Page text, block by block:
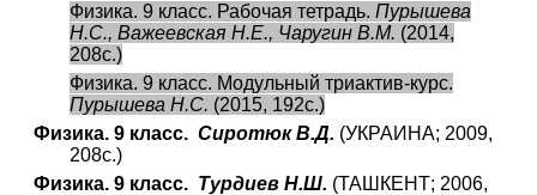
Физика. 9 класс. Рабочая тетрадь. Пурышева
Н.С., Важеевская Н.Е., Чаругин В.М. (2014,
208с.)
Физика. 9 класс. Модульный триактив-курс.
Пурышева Н.С. (2015, 192с.)
Физика. 9 класс. Сиротюк В.Д. (УКРАИНА; 2009,
208с.)
Физика. 9 класс. Турдиев Н.Ш. (ТАШКЕНТ; 2006,